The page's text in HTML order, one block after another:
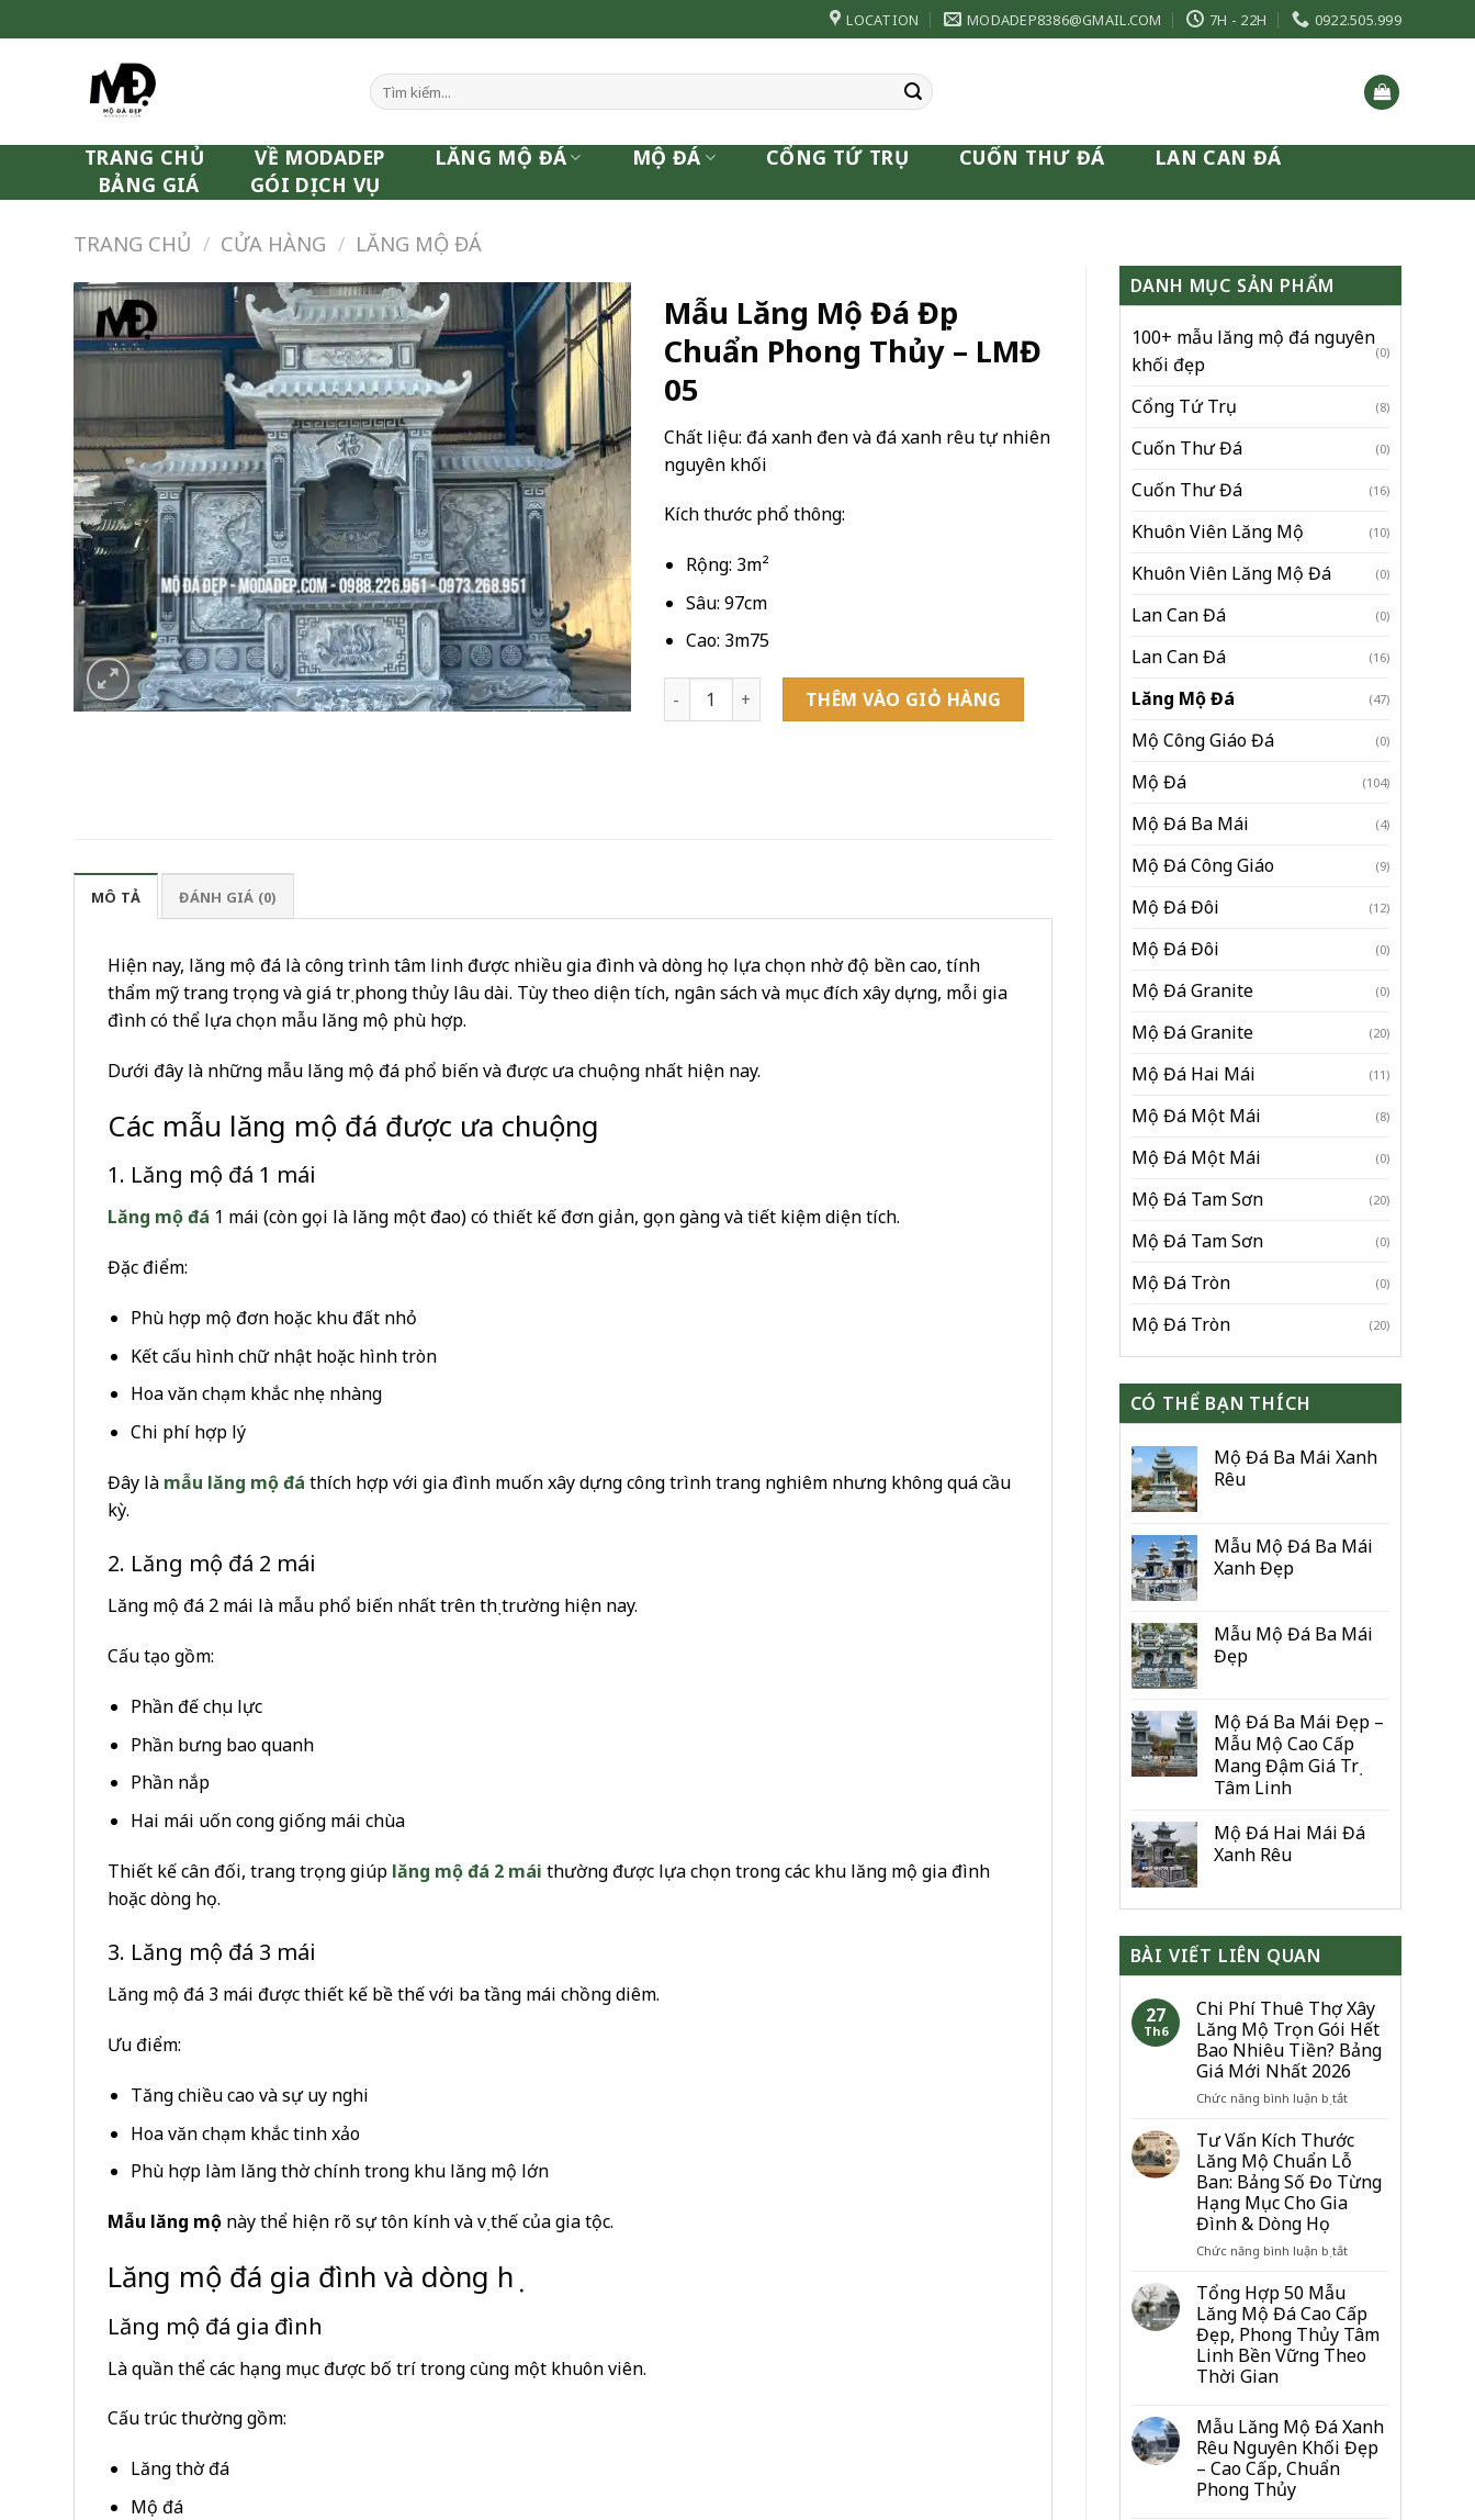
to
LOCATION MODADEP8386@GMAIL.COM 7H - 22H 0922.505.999
Tìm
kiếm:
TRANG CHỦ VỀ MODADEP LĂNG MỘ ĐÁ MỘ ĐÁ CỔNG TỨ TRỤ CUỐN THƯ ĐÁ
LAN CAN ĐÁ
BẢNG GIÁ
GÓI DỊCH VỤ
TRANG CHỦ / CỬA HÀNG / LĂNG MỘ ĐÁ
DANH MỤC SẢN PHẨM
100+ mẫu lăng mộ đá nguyên
khối đẹp
(0)
Cổng Tứ Trụ (8)
Cuốn Thư Đá (0)
Cuốn Thư Đá (16)
Khuôn Viên Lăng Mộ (10)
Khuôn Viên Lăng Mộ Đá (0)
Lan Can Đá (0)
Lan Can Đá (16)
Lăng Mộ Đá (47)
Mộ Công Giáo Đá (0)
Mộ Đá (104)
Mộ Đá Ba Mái (4)
Mộ Đá Công Giáo (9)
Mộ Đá Đôi (12)
Mộ Đá Đôi (0)
Mộ Đá Granite (0)
Mộ Đá Granite (20)
Mộ Đá Hai Mái (11)
Mộ Đá Một Mái (8)
Mộ Đá Một Mái (0)
Mộ Đá Tam Sơn (20)
Mộ Đá Tam Sơn (0)
Mộ Đá Tròn (0)
Mộ Đá Tròn (20)
CÓ THỂ BẠN THÍCH
Mộ Đá Ba Mái Xanh
Rêu
Mẫu Mộ Đá Ba Mái
Xanh Đẹp
Mẫu Mộ Đá Ba Mái
Đẹp
Mộ Đá Ba Mái Đẹp –
Mẫu Mộ Cao Cấp
Mang Đậm Giá Trị
Tâm Linh
Mộ Đá Hai Mái Đá
Xanh Rêu
BÀI VIẾT LIÊN QUAN
27
Th6
Chi Phí Thuê Thợ Xây
Lăng Mộ Trọn Gói Hết
Bao Nhiêu Tiền? Bảng
Giá Mới Nhất 2026
Chức năng bình luận bị tắtở
Phí
Thuê
Thợ
Xây
Lăng
Trọn
Bao
Nhiêu
Tiền?
Bảng
2026
Tư Vấn Kích Thước
Lăng Mộ Chuẩn Lỗ
Ban: Bảng Số Đo Từng
Hạng Mục Cho Gia
Đình & Dòng Họ
Chức năng bình luận bị tắtở
Kích
Thước
Lăng
Mộ
Ban:
Bảng
Số
Tổng Hợp 50 Mẫu
Lăng Mộ Đá Cao Cấp
Đẹp, Phong Thủy Tâm
Linh Bền Vững Theo
Thời Gian
Mẫu Lăng Mộ Đá Xanh
Rêu Nguyên Khối Đẹp
– Cao Cấp, Chuẩn
Phong Thủy
Mẫu Lăng Mộ Đá Đẹp
Chuẩn Phong Thủy – LMĐ
05
Chất liệu: đá xanh đen và đá xanh rêu tự nhiên
nguyên khối
Kích thước phổ thông:
Rộng: 3m²
Sâu: 97cm
Cao: 3m75
Mẫu Lăng Mộ Đá Đẹp Chuẩn Phong Thủy - LMĐ 05 số lượng
THÊM VÀO GIỎ HÀNG
MÔ TẢ ĐÁNH GIÁ (0)
Hiện nay, lăng mộ đá là công trình tâm linh được nhiều gia đình và dòng họ lựa chọn nhờ độ bền cao, tính
thẩm mỹ trang trọng và giá trị phong thủy lâu dài. Tùy theo diện tích, ngân sách và mục đích xây dựng, mỗi gia
đình có thể lựa chọn mẫu lăng mộ phù hợp.
Dưới đây là những mẫu lăng mộ đá phổ biến và được ưa chuộng nhất hiện nay.
Các mẫu lăng mộ đá được ưa chuộng
1. Lăng mộ đá 1 mái
Lăng mộ đá 1 mái (còn gọi là lăng một đao) có thiết kế đơn giản, gọn gàng và tiết kiệm diện tích.
Đặc điểm:
Phù hợp mộ đơn hoặc khu đất nhỏ
Kết cấu hình chữ nhật hoặc hình tròn
Hoa văn chạm khắc nhẹ nhàng
Chi phí hợp lý
Đây là mẫu lăng mộ đá thích hợp với gia đình muốn xây dựng công trình trang nghiêm nhưng không quá cầu
kỳ.
2. Lăng mộ đá 2 mái
Lăng mộ đá 2 mái là mẫu phổ biến nhất trên thị trường hiện nay.
Cấu tạo gồm:
Phần đế chịu lực
Phần bưng bao quanh
Phần nắp
Hai mái uốn cong giống mái chùa
Thiết kế cân đối, trang trọng giúp lăng mộ đá 2 mái thường được lựa chọn trong các khu lăng mộ gia đình
hoặc dòng họ.
3. Lăng mộ đá 3 mái
Lăng mộ đá 3 mái được thiết kế bề thế với ba tầng mái chồng diêm.
Ưu điểm:
Tăng chiều cao và sự uy nghi
Hoa văn chạm khắc tinh xảo
Phù hợp làm lăng thờ chính trong khu lăng mộ lớn
Mẫu lăng mộ này thể hiện rõ sự tôn kính và vị thế của gia tộc.
Lăng mộ đá gia đình và dòng họ
Lăng mộ đá gia đình
Là quần thể các hạng mục được bố trí trong cùng một khuôn viên.
Cấu trúc thường gồm:
Lăng thờ đá
Mộ đá